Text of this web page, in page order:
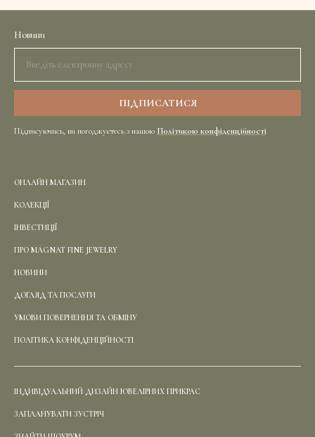
Новини
Підписуючись, ви погоджуєтесь з нашою Політикою конфіденційності
ОНЛАЙН МАГАЗИН
КОЛЕКЦІЇ
ІНВЕСТИЦІЇ
ПРО MAGNAT FINE JEWELRY
НОВИНИ
ДОГЛЯД ТА ПОСЛУГИ
УМОВИ ПОВЕРНЕННЯ ТА ОБМІНУ
ПОЛІТИКА КОНФІДЕНЦІЙНОСТІ
ІНДИВІДУАЛЬНИЙ ДИЗАЙН ЮВЕЛІРНИХ ПРИКРАС
ЗАПЛАНУВАТИ ЗУСТРІЧ